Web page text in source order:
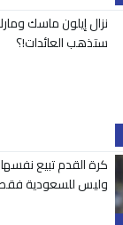
وأنشطة
قصص وتقارير